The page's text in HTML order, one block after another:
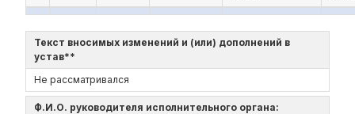
Текст вносимых изменений и (или) дополнений в
устав**
Не рассматривался
Ф.И.О. руководителя исполнительного органа: